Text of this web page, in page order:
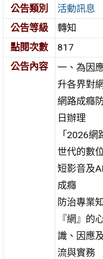
公告類別
活動訊息
公告等級
轉知
點閱次數
817
公告內容
一、為因
升各界對
網路成癮
日辦理
「2026
世代的數
短影音及
成癮
防治專業
『網』的
識、因應
流與實務